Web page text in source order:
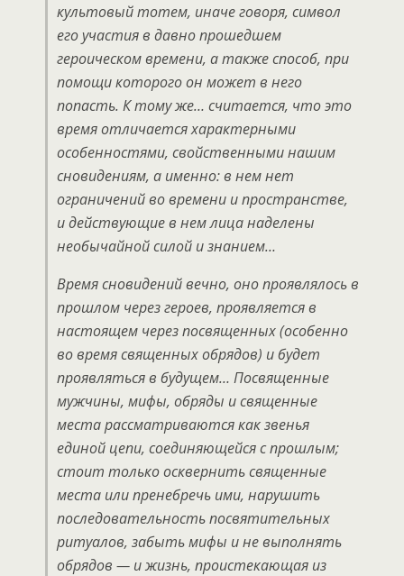
культовый тотем, иначе говоря, символ
его участия в давно прошедшем
героическом времени, а также способ, при
помощи которого он может в него
попасть. К тому же… считается, что это
время отличается характерными
особенностями, свойственными нашим
сновидениям, а именно: в нем нет
ограничений во времени и пространстве,
и действующие в нем лица наделены
необычайной силой и знанием…
Время сновидений вечно, оно проявлялось в
прошлом через героев, проявляется в
настоящем через посвященных (особенно
во время священных обрядов) и будет
проявляться в будущем… Посвященные
мужчины, мифы, обряды и священные
места рассматриваются как звенья
единой цепи, соединяющейся с прошлым;
стоит только осквернить священные
места или пренебречь ими, нарушить
последовательность посвятительных
ритуалов, забыть мифы и не выполнять
обрядов — и жизнь, проистекающая из